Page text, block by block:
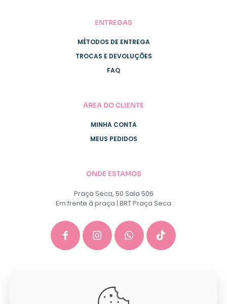
ENTREGAS
MÉTODOS DE ENTREGA
TROCAS E DEVOLUÇÕES
FAQ
ÁREA DO CLIENTE
MINHA CONTA
MEUS PEDIDOS
ONDE ESTAMOS
Praça Seca, 50 Sala 506
Em frente à praça | BRT Praça Seca
GACEP SERVICOS E COMERCIO DE INFORMATICA E
PAPELARIA EIRELI - CNPJ: 35.581.130/0001-40